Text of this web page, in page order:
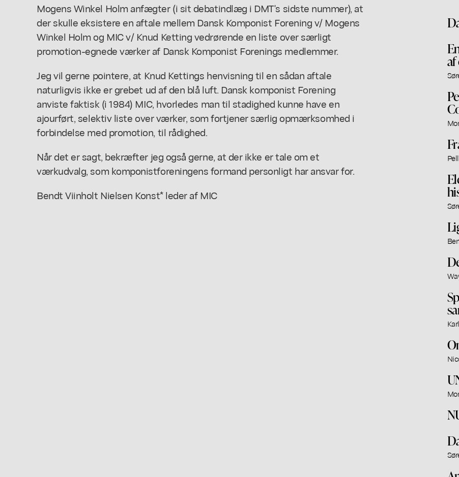
Mogens Winkel Holm anfægter (i sit debatindlæg i DMT's sidste nummer), at
der skulle eksistere en aftale mellem Dansk Komponist Forening v/ Mogens
Winkel Holm og MIC v/ Knud Ketting vedrørende en liste over særligt
promotion-egnede værker af Dansk Komponist Forenings medlemmer.
Jeg vil gerne pointere, at Knud Kettings henvisning til en sådan aftale
naturligvis ikke er grebet ud af den blå luft. Dansk komponist Forening
anviste faktisk (i 1984) MIC, hvorledes man til stadighed kunne have en
ajourført, selektiv liste over værker, som fortjener særlig opmærksomhed i
forbindelse med promotion, til rådighed.
Når det er sagt, bekræfter jeg også gerne, at der ikke er tale om et
værkudvalg, som komponistforeningens formand personligt har ansvar for.
Bendt Viinholt Nielsen Konst* leder af MIC